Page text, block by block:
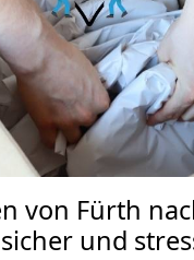
von Fürth
sicher und